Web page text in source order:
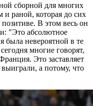
сборной для многих
и раной, которая до сих
В этом весь он
"Это абсолютное
была невероятной в те
многие говорят,
Это заставляет
а потому, что